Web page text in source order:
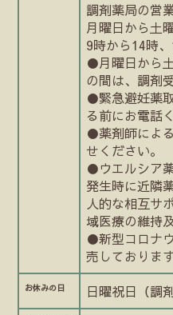
調剤薬局の営
月曜日から土
9時から14時
●月曜日から
の間は、調剤
●緊急避妊薬
る前にお電話
●薬剤師によ
せください。
●ウエルシア
発生時に近隣
人的な相互サ
域医療の維持
●新型コロナ
売しております
お休みの日 日曜祝日（調